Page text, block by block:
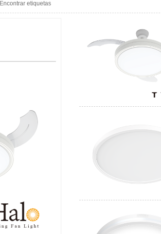
Encontrar etiquetas